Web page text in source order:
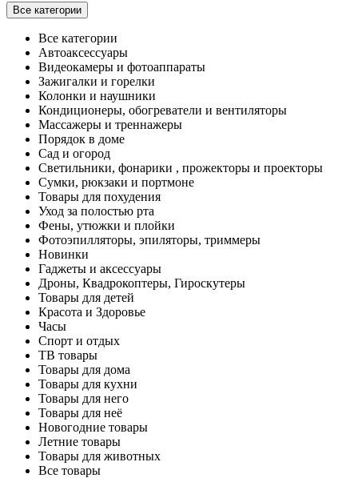
Все категории
Все категории
Автоаксессуары
Видеокамеры и фотоаппараты
Зажигалки и горелки
Колонки и наушники
Кондиционеры, обогреватели и вентиляторы
Массажеры и треннажеры
Порядок в доме
Сад и огород
Светильники, фонарики , прожекторы и проекторы
Сумки, рюкзаки и портмоне
Товары для похудения
Уход за полостью рта
Фены, утюжки и плойки
Фотоэпилляторы, эпиляторы, триммеры
Новинки
Гаджеты и аксессуары
Дроны, Квадрокоптеры, Гироскутеры
Товары для детей
Красота и Здоровье
Часы
Спорт и отдых
ТВ товары
Товары для дома
Товары для кухни
Товары для него
Товары для неё
Новогодние товары
Летние товары
Товары для животных
Все товары